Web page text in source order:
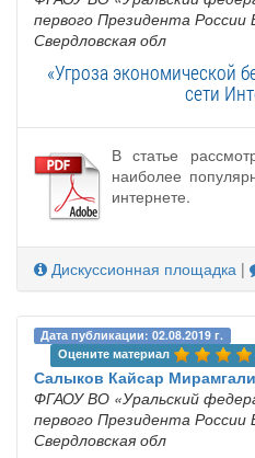
первого Президента России
Свердловская обл
«Угроза экономической
сети
В статье
наиболее
интернете.
Дискуссионная площадка |
Дата публикации: 02.08.2019 г.
Оцените материал
Салыков Кайсар
ФГАОУ ВО «Уральский
первого Президента России
Свердловская обл